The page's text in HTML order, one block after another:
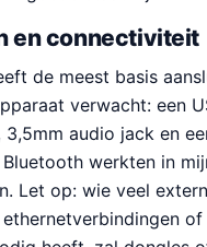
en connectiviteit
de meest basis
verwacht: een
3,5mm audio jack en
werkten in
Let op: wie veel